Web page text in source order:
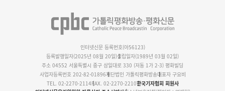
인터넷신문 등록번호(아56123)
등록발행일자(2025년 08월 20일)설립일자(1989년 03월 02일)
주소 04552 서울특별시 중구 삼일대로 330 (저동 1가 2-3) 평화빌딩
사업자등록번호 202-82-01896재단법인 가톨릭평화방송대표자 구요비
TEL. 02-2270-2114FAX. 02-2270-2210한국기자협회 회원사